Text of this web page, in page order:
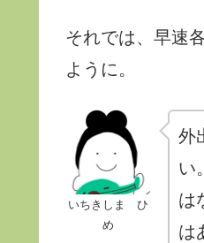
それでは、早速
ように。
いちきしま ひ
め
外
い
は
は